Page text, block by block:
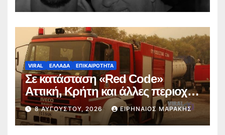
VIRAL ΕΛΛΑΔΑ ΕΠΙΚΑΙΡΟΤΗΤΑ
Σε κατάσταση «Red Code»
Αττική, Κρήτη και άλλες περιοχές
την Κυριακή 9 Αυγούστου λόγω
πολύ υψηλού κινδύνου
πυρκαγιάς
8 ΑΥΓΟΎΣΤΟΥ, 2026 ΕΙΡΗΝΑΊΟΣ ΜΑΡΆΚΗΣ